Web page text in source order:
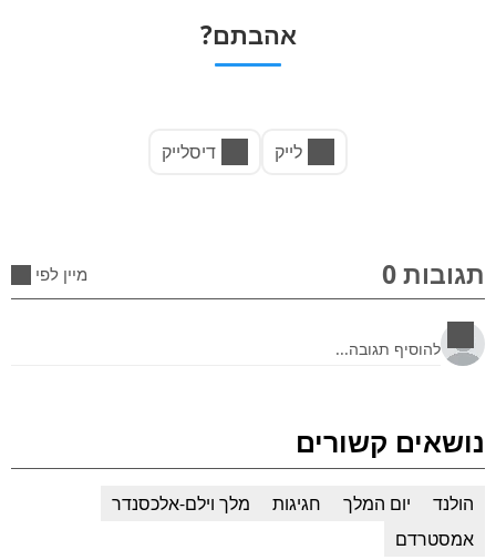
אהבתם?
לייק דיסלייק
תגובות 0 מיין לפי
נושאים קשורים
הולנד יום המלך חגיגות
מלך וילם-אלכסנדר
אמסטרדם